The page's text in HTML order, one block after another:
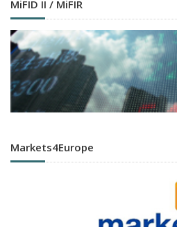
MiFID II / MiFIR
Markets4Europe